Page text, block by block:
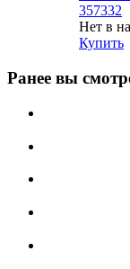
357332
Нет в
Купить
Ранее вы